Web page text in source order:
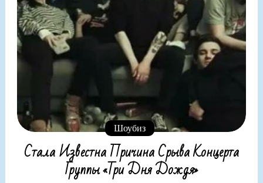
Шоубиз
Стала Известна Причина Срыва Концерта
Группы «Три Дня Дождя»